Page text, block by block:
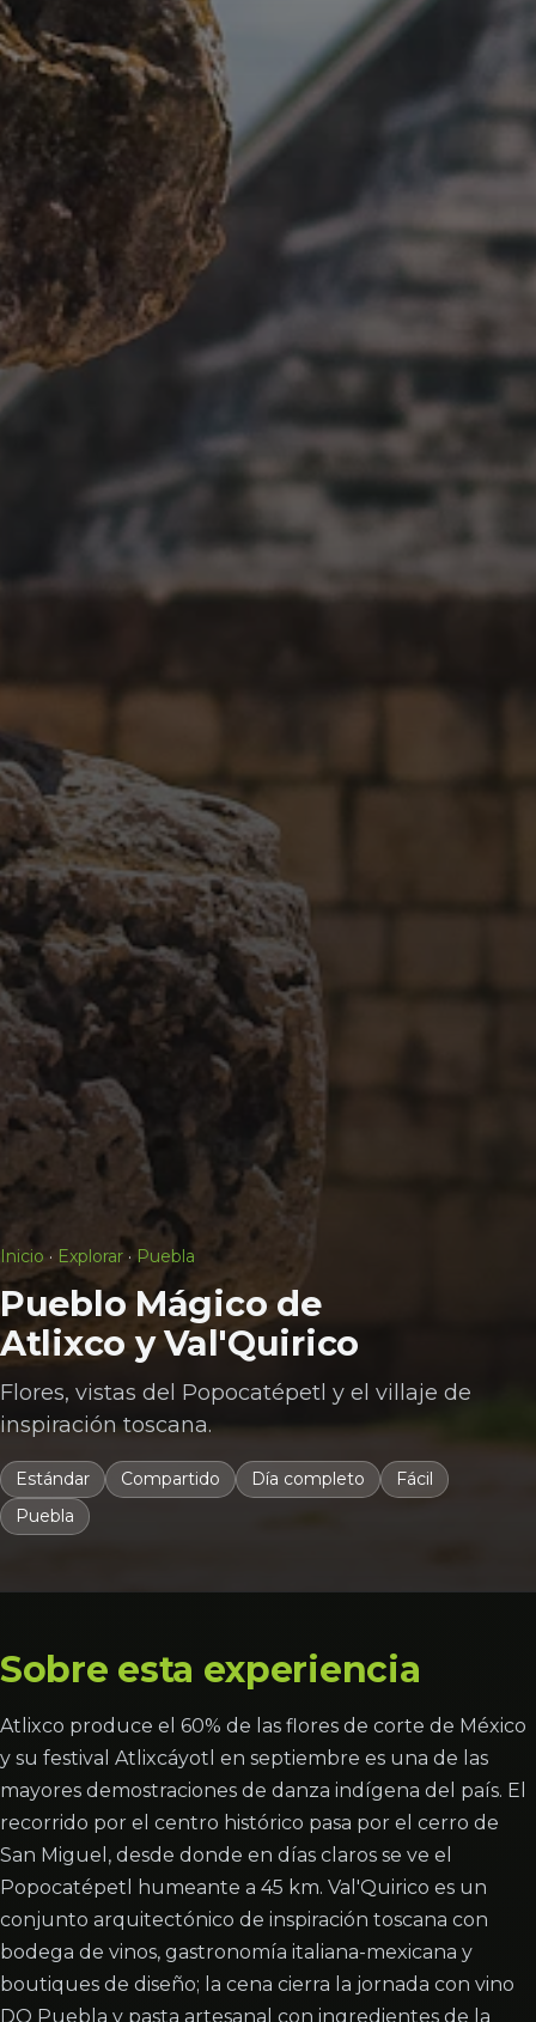
Inicio · Explorar· Puebla
Pueblo Mágico de
Atlixco y Val'Quirico
Flores, vistas del Popocatépetl y el villaje de
inspiración toscana.
Estándar Compartido Día completo
Fácil
Puebla
Sobre esta experiencia
Atlixco produce el 60% de las flores de corte de México
y su festival Atlixcáyotl en septiembre es una de las
mayores demostraciones de danza indígena del país. El
recorrido por el centro histórico pasa por el cerro de
San Miguel, desde donde en días claros se ve el
Popocatépetl humeante a 45 km. Val'Quirico es un
conjunto arquitectónico de inspiración toscana con
bodega de vinos, gastronomía italiana-mexicana y
boutiques de diseño; la cena cierra la jornada con vino
DO Puebla y pasta artesanal con ingredientes de la